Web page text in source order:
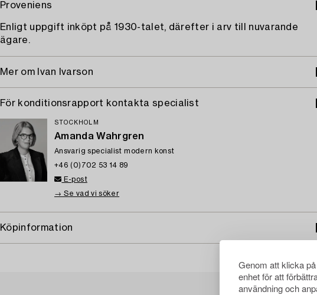
Genom att klicka
enhet för att
användning och
Proveniens
Enligt uppgift inköpt på 1930-talet, därefter i arv till nuvarande
ägare.
Mer om Ivan Ivarson
För konditionsrapport kontakta specialist
STOCKHOLM
Amanda Wahrgren
Ansvarig specialist modern konst
+46 (0)702 53 14 89
E-post
→ Se vad vi söker
Köpinformation